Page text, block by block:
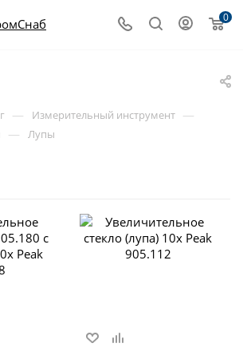
0
— Измерительный инструмент —
— Лупы